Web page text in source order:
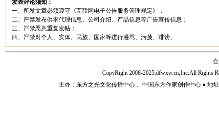
发表评论须知：
一、所发文章必须遵守《互联网电子公告服务管理规定》；
二、严禁发布供求代理信息、公司介绍、产品信息等广告宣传信息；
三、严禁恶意重复发帖；
四、严禁对个人、实体、民族、国家等进行漫骂、污蔑、诽谤。
CopyRight 2008-2025,dfwxw.cn,Inc.All Rights
主办：东方之光文化传播中心 、中国东方作家创作中心 ● 地